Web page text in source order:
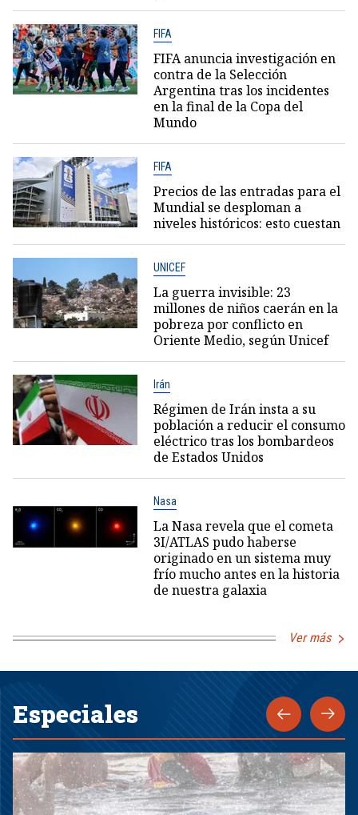
FIFA
FIFA anuncia investigación en
contra de la Selección
Argentina tras los incidentes
en la final de la Copa del
Mundo
FIFA
Precios de las entradas para el
Mundial se desploman a
niveles históricos: esto cuestan
UNICEF
La guerra invisible: 23
millones de niños caerán en la
pobreza por conflicto en
Oriente Medio, según Unicef
Irán
Régimen de Irán insta a su
población a reducir el consumo
eléctrico tras los bombardeos
de Estados Unidos
Nasa
La Nasa revela que el cometa
3I/ATLAS pudo haberse
originado en un sistema muy
frío mucho antes en la historia
de nuestra galaxia
Ver más
Especiales